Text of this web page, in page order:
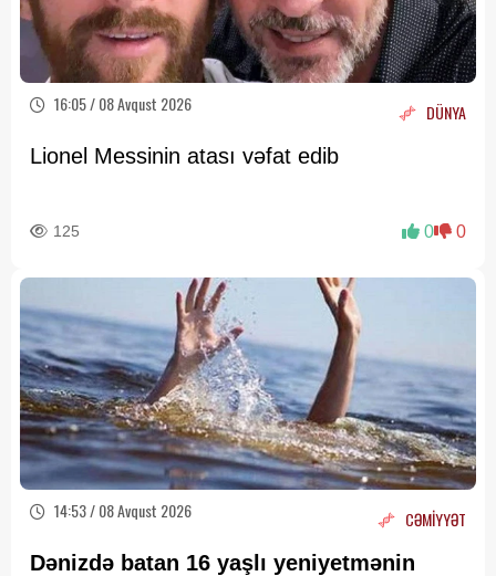
16:05 / 08 Avqust 2026 DÜNYA
Lionel Messinin atası vəfat edib
125 0 0
14:53 / 08 Avqust 2026 CƏMİYYƏT
Dənizdə batan 16 yaşlı yeniyetmənin